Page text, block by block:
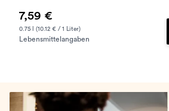
7,59 €
0.75 l (10.12 € / 1 Liter)
Lebensmittelangaben